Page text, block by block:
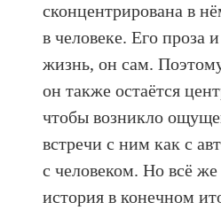
сконцентрирована в
в человеке. Его проза
жизнь, он сам.
он также остаётся
чтобы возникло
встречи с ним как с
с человеком. Но всё
история в конечном